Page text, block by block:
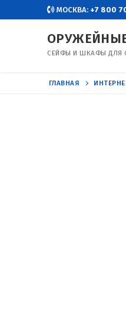
содержимому
МОСКВА: +7 800
СЕЙФЫ И ШКАФЫ ДЛЯ
ГЛАВНАЯ